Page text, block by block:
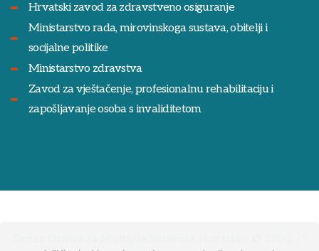
Hrvatski zavod za zdravstveno osiguranje
Ministarstvo rada, mirovinskoga sustava, obitelji i
socijalne politike
Ministarstvo zdravstva
Zavod za vještačenje, profesionalnu rehabilitaciju i
zapošljavanje osoba s invaliditetom